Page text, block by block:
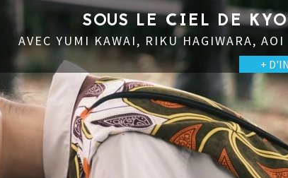
SOUS LE CIEL DE KYOTO
AVEC YUMI KAWAI, RIKU HAGIWARA, AOI ITÔ
+ D'INFOS